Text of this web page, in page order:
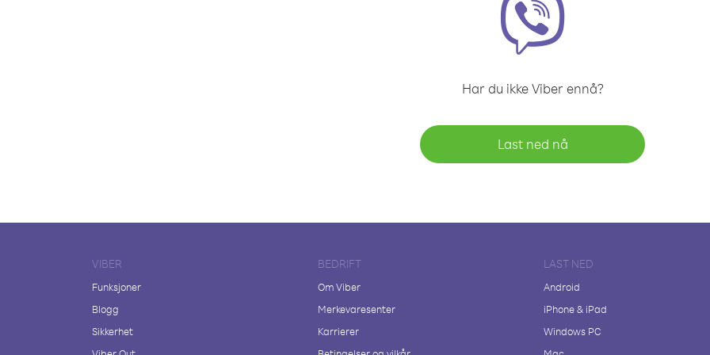
Har du ikke Viber ennå?
Last ned nå
VIBER
Funksjoner
Blogg
Sikkerhet
BEDRIFT
Om Viber
Merkevaresenter
Karrierer
LAST NED
Android
iPhone & iPad
Windows PC